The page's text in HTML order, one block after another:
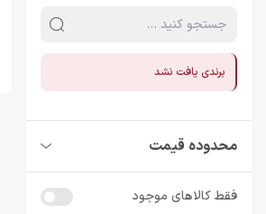
برندی یافت نشد
محدوده قیمت
فقط کالاهای موجود